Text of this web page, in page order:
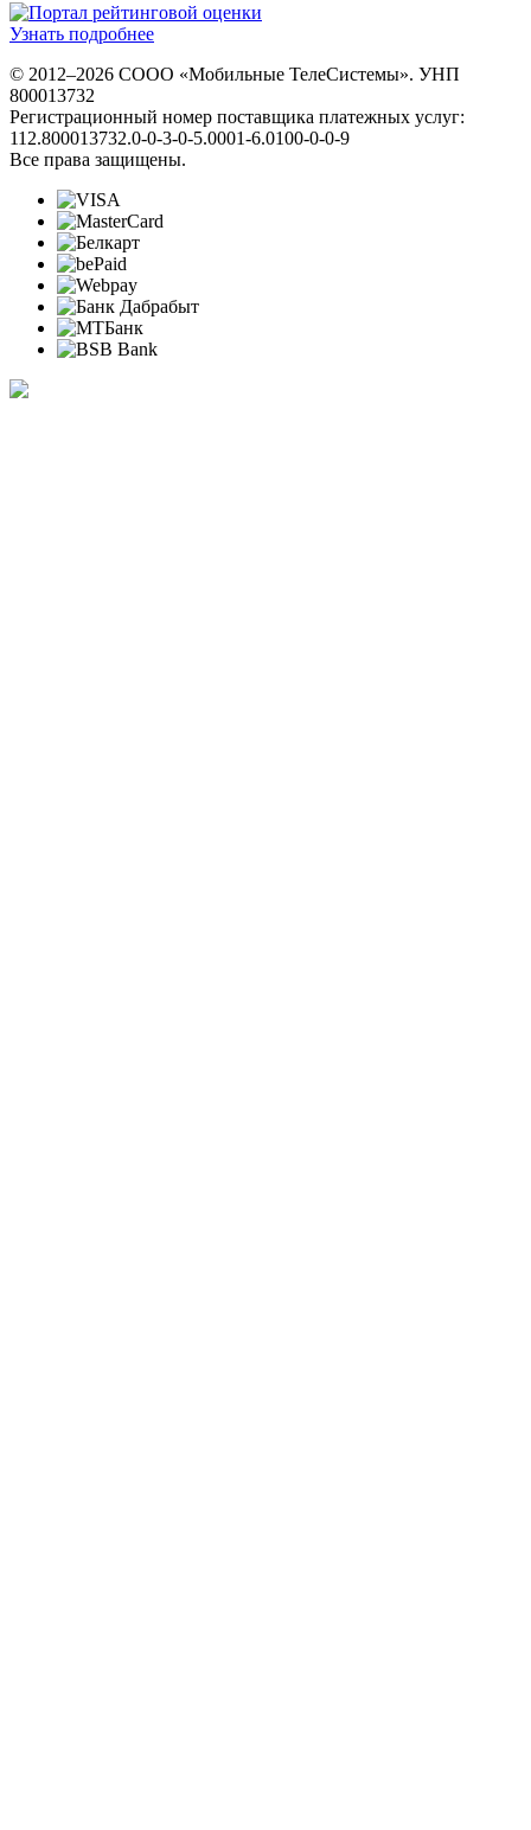
Узнать подробнее
© 2012–2026 СООО «Мобильные ТелеСистемы». УНП
800013732
Регистрационный номер поставщика платежных услуг:
112.800013732.0-0-3-0-5.0001-6.0100-0-0-9
Все права защищены.